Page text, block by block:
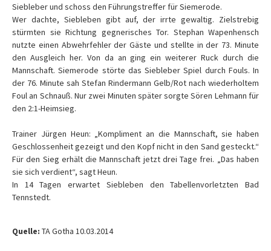
Siebleber und schoss den Führungstreffer für Siemerode.
Wer dachte, Siebleben gibt auf, der irrte gewaltig. Zielstrebig
stürmten sie Richtung gegnerisches Tor. Stephan Wapenhensch
nutzte einen Abwehrfehler der Gäste und stellte in der 73. Minute
den Ausgleich her. Von da an ging ein weiterer Ruck durch die
Mannschaft. Siemerode störte das Siebleber Spiel durch Fouls. In
der 76. Minute sah Stefan Rindermann Gelb/Rot nach wiederholtem
Foul an Schnauß. Nur zwei Minuten später sorgte Sören Lehmann für
den 2:1-Heimsieg.
Trainer Jürgen Heun: „Kompliment an die Mannschaft, sie haben
Geschlossenheit gezeigt und den Kopf nicht in den Sand gesteckt.“
Für den Sieg erhält die Mannschaft jetzt drei Tage frei. „Das haben
sie sich verdient“, sagt Heun.
In 14 Tagen erwartet Siebleben den Tabellenvorletzten Bad
Tennstedt.
Quelle: TA Gotha 10.03.2014